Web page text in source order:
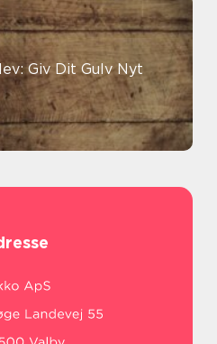
Giv Dit Gulv Nyt